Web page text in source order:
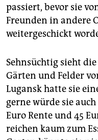
passiert, bevor sie
Freunden in andere
weitergeschickt
Sehnsüchtig sieht
Gärten und Felder
Lugansk hatte sie
gerne würde sie
Euro Rente und 45
reichen kaum zum